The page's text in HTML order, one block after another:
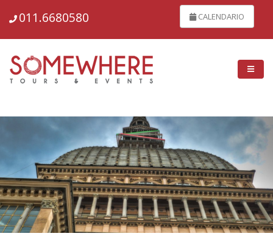
011.6680580 CALENDARIO